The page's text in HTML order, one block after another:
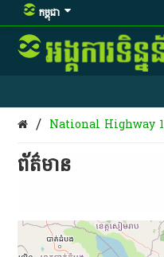
កម្ពុជា
/ National Highway 1
ព័ត៌មាន​